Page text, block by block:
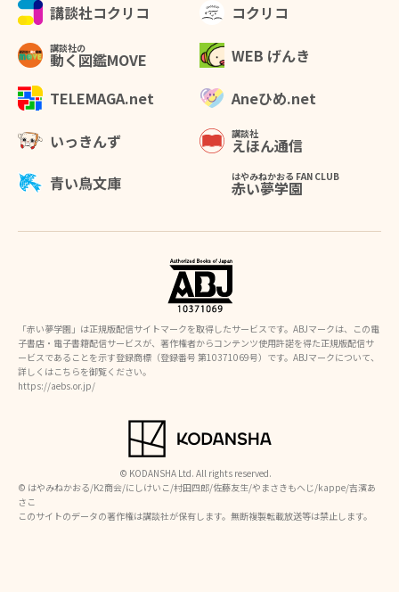
講談社コクリコ
コクリコ
講談社の
動く図鑑MOVE
WEB げんき
TELEMAGA.net
Aneひめ.net
いっきんず 講談社
えほん通信
青い鳥文庫
はやみねかおる FAN CLUB
赤い夢学園
「赤い夢学園」は正規版配信サイトマークを取得したサービスです。ABJマークは、この電
子書店・電子書籍配信サービスが、著作権者からコンテンツ使用許諾を得た正規版配信サ
ービスであることを示す登録商標（登録番号 第10371069号）です。ABJマークについて、
詳しくはこちらを御覧ください。
https://aebs.or.jp/
© KODANSHA Ltd. All rights reserved.
©︎ はやみねかおる/K2商会/にしけいこ/村田四郎/佐藤友生/やまさきもへじ/kappe/吉濱あ
さこ
このサイトのデータの著作権は講談社が保有します。無断複製転載放送等は禁止します。